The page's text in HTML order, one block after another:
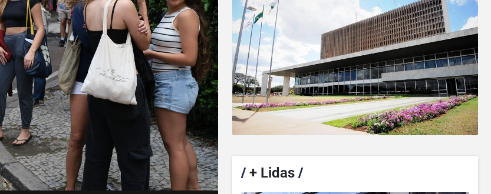
/+ Lidas /